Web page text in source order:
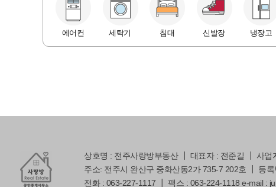
에어컨 세탁기 침대 신발장 냉장고
상호명 : 전주사랑방부동산 ┃ 대표자 : 전준길 ┃ 사업
주소: 전주시 완산구 중화산동2가 735-7 202호 ┃ 등록
전화 : 063-227-1117 ┃ 팩스 : 063-224-1118 e-mail :